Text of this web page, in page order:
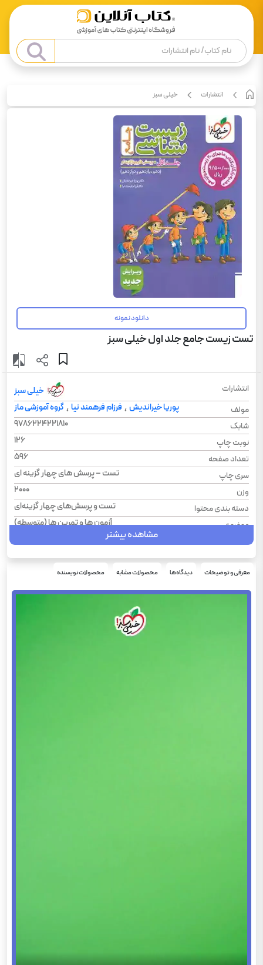
انتشارات خیلی سبز
دانلود نمونه
تست زیست جامع جلد اول خیلی سبز
انتشارات
خیلی سبز
مولف
پوریا خیراندیش ، فرزام فرهمند نیا ،گروه آموزشی ماز
شابک
9786224221810
نوبت چاپ
126
تعداد صفحه
596
سری چاپ
تست – پرسش های چهار گزینه ای
وزن
2000
دسته بندی محتوا
تست و پرسش‌های چهار گزینه‌ای
موضوع
آزمون ها و تمرین ها (متوسطه)
رشته
علوم تجربی
نوع جلد
سال چاپ
1405
مشاهده بیشتر
معرفی و توضیحات دیدگاه‌ها محصولات مشابه محصولات نویسنده